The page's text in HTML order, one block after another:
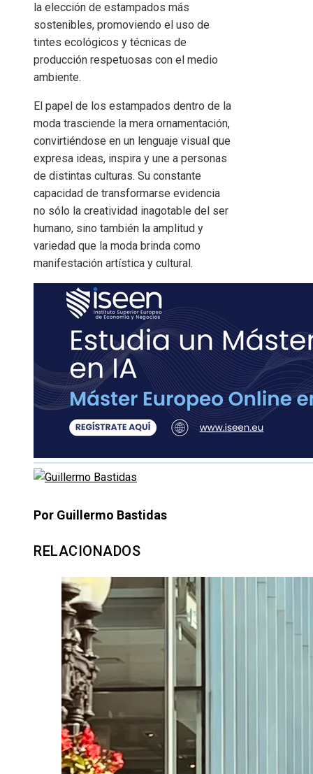
la elección de estampados más
sostenibles, promoviendo el uso de
tintes ecológicos y técnicas de
producción respetuosas con el medio
ambiente.
El papel de los estampados dentro de la
moda trasciende la mera ornamentación,
convirtiéndose en un lenguaje visual que
expresa ideas, inspira y une a personas
de distintas culturas. Su constante
capacidad de transformarse evidencia
no sólo la creatividad inagotable del ser
humano, sino también la amplitud y
variedad que la moda brinda como
manifestación artística y cultural.
Por Guillermo Bastidas
RELACIONADOS